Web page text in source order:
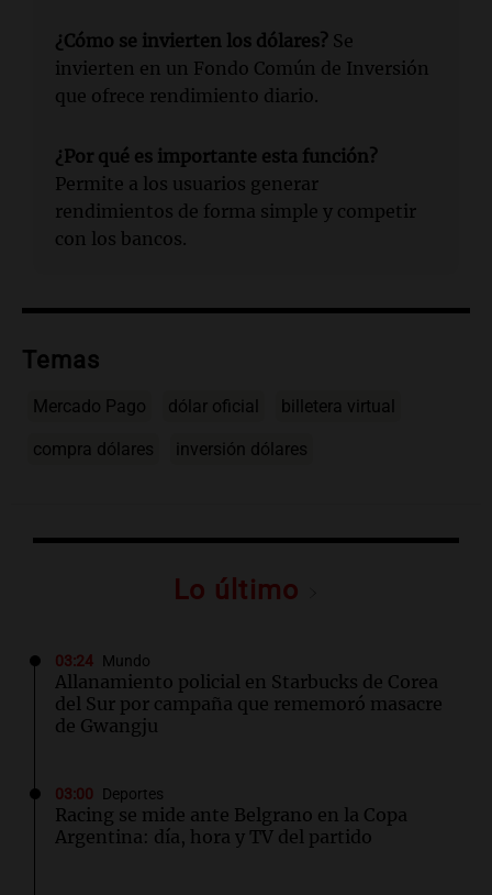
¿Cómo se invierten los dólares? Se
invierten en un Fondo Común de Inversión
que ofrece rendimiento diario.
¿Por qué es importante esta función?
Permite a los usuarios generar
rendimientos de forma simple y competir
con los bancos.
Temas
Mercado Pago dólar oficial billetera virtual
compra dólares inversión dólares
Lo último
03:24 Mundo
Allanamiento policial en Starbucks de Corea
del Sur por campaña que rememoró masacre
de Gwangju
03:00 Deportes
Racing se mide ante Belgrano en la Copa
Argentina: día, hora y TV del partido